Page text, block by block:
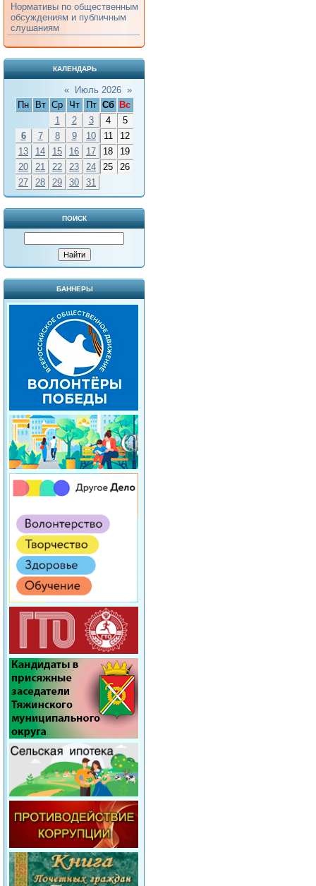
Нормативы по общественным
обсуждениям и публичным
слушаниям
КАЛЕНДАРЬ
« Июль 2026 »
Пн
Вт Ср Чт Пт Сб
Вс
1
2 3 4
5
6
7 8 9 10 11
12
13
14 15 16 17 18
19
20
21 22 23 24 25
26
27
28 29 30 31
ПОИСК
БАННЕРЫ